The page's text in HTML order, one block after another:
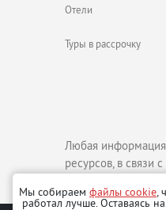
Отели
Туры в рассрочку
Любая информация
ресурсов, в связи
Мы собираем файлы cookie,
работал лучше. Оставаясь